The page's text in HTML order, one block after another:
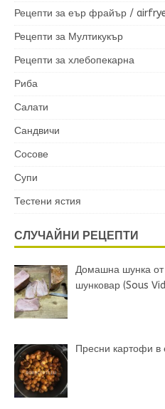
Рецепти за еър фрайър /
Рецепти за Мултикукър
Рецепти за хлебопекарна
Риба
Салати
Сандвичи
Сосове
Супи
Тестени ястия
СЛУЧАЙНИ РЕЦЕПТИ
Домашна шунка от
шунковар (Sous
Пресни картофи